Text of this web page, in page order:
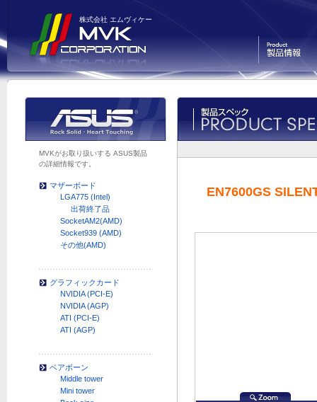
株式会社 エムヴィケー
EN7600GS
MVKがお取り扱いする ASUS製品
の詳細情報です。
マザーボード
LGA775 (Intel)
出荷終了品
SocketAM2(AMD)
Socket939 (AMD)
その他(AMD)
グラフィックカード
NVIDIA (PCI-E)
NVIDIA (AGP)
ATI (PCI-E)
ATI (AGP)
ベアボーン
Middle tower
Mini tower